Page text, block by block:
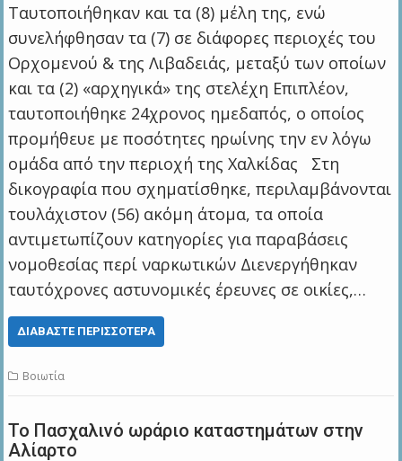
Ταυτοποιήθηκαν και τα (8) μέλη της, ενώ
συνελήφθησαν τα (7) σε διάφορες περιοχές του
Ορχομενού & της Λιβαδειάς, μεταξύ των οποίων
και τα (2) «αρχηγικά» της στελέχη Επιπλέον,
ταυτοποιήθηκε 24χρονος ημεδαπός, ο οποίος
προμήθευε με ποσότητες ηρωίνης την εν λόγω
ομάδα από την περιοχή της Χαλκίδας Στη
δικογραφία που σχηματίσθηκε, περιλαμβάνονται
τουλάχιστον (56) ακόμη άτομα, τα οποία
αντιμετωπίζουν κατηγορίες για παραβάσεις
νομοθεσίας περί ναρκωτικών Διενεργήθηκαν
ταυτόχρονες αστυνομικές έρευνες σε οικίες,…
ΔΙΑΒΆΣΤΕ ΠΕΡΙΣΣΌΤΕΡΑ
Βοιωτία
Το Πασχαλινό ωράριο καταστημάτων στην
Αλίαρτο